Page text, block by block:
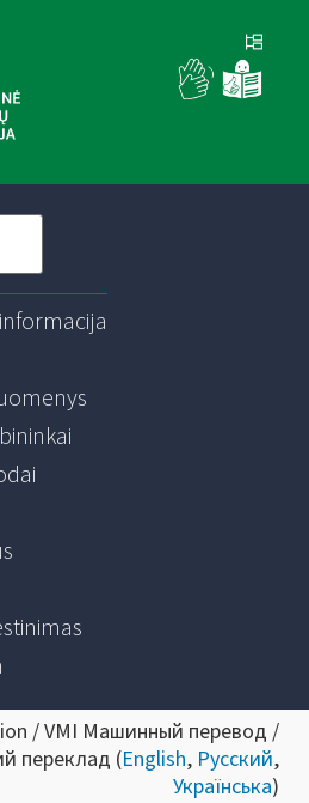
/ VMI Машинный перевод /
переклад (English, Русский,
Українська)